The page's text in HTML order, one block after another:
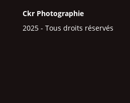
Ckr Photographie
2025 - Tous droits réservés